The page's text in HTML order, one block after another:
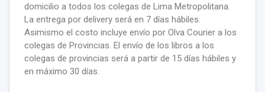
domicilio a todos los colegas de Lima Metropolitana.
La entrega por delivery será en 7 días hábiles.
Asimismo el costo incluye envío por Olva Courier a los
colegas de Provincias. El envío de los libros a los
colegas de provincias será a partir de 15 días hábiles y
en máximo 30 días.